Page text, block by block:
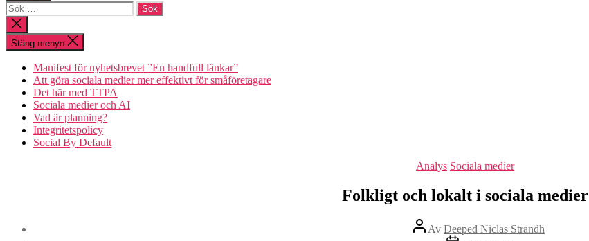
Sök
efter:
Stäng
sökningen
Stäng menyn
Manifest för nyhetsbrevet ”En handfull länkar”
Att göra sociala medier mer effektivt för småföretagare
Det här med TTPA
Sociala medier och AI
Vad är planning?
Integritetspolicy
Social By Default
Kategorier
Analys Sociala medier
Folkligt och lokalt i sociala medier
Inläggsförfattare
Av Deeped Niclas Strandh